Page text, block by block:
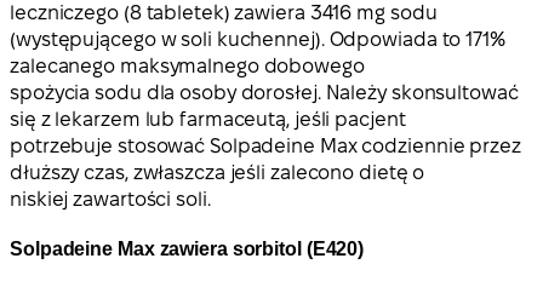
leczniczego (8 tabletek) zawiera 3416 mg sodu
(występującego w soli kuchennej). Odpowiada to 171%
zalecanego maksymalnego dobowego
spożycia sodu dla osoby dorosłej. Należy skonsultować
się z lekarzem lub farmaceutą, jeśli pacjent
potrzebuje stosować Solpadeine Max codziennie przez
dłuższy czas, zwłaszcza jeśli zalecono dietę o
niskiej zawartości soli.
Solpadeine Max zawiera sorbitol (E420)